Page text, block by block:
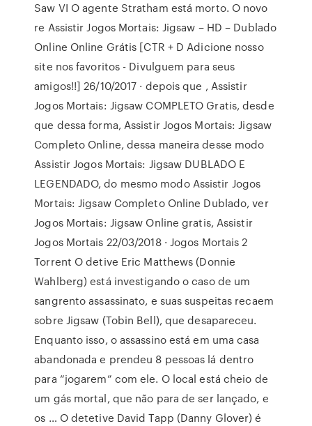
Saw VI O agente Stratham está morto. O novo
re Assistir Jogos Mortais: Jigsaw – HD – Dublado
Online Online Grátis [CTR + D Adicione nosso
site nos favoritos - Divulguem para seus
amigos!!] 26/10/2017 · depois que , Assistir
Jogos Mortais: Jigsaw COMPLETO Gratis, desde
que dessa forma, Assistir Jogos Mortais: Jigsaw
Completo Online, dessa maneira desse modo
Assistir Jogos Mortais: Jigsaw DUBLADO E
LEGENDADO, do mesmo modo Assistir Jogos
Mortais: Jigsaw Completo Online Dublado, ver
Jogos Mortais: Jigsaw Online gratis, Assistir
Jogos Mortais 22/03/2018 · Jogos Mortais 2
Torrent O detive Eric Matthews (Donnie
Wahlberg) está investigando o caso de um
sangrento assassinato, e suas suspeitas recaem
sobre Jigsaw (Tobin Bell), que desapareceu.
Enquanto isso, o assassino está em uma casa
abandonada e prendeu 8 pessoas lá dentro
para “jogarem” com ele. O local está cheio de
um gás mortal, que não para de ser lançado, e
os … O detetive David Tapp (Danny Glover) é